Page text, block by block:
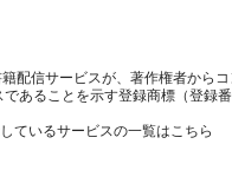
配信サービスが、著作権者からコ
あることを示す登録商標（登録
ているサービスの一覧はこちら